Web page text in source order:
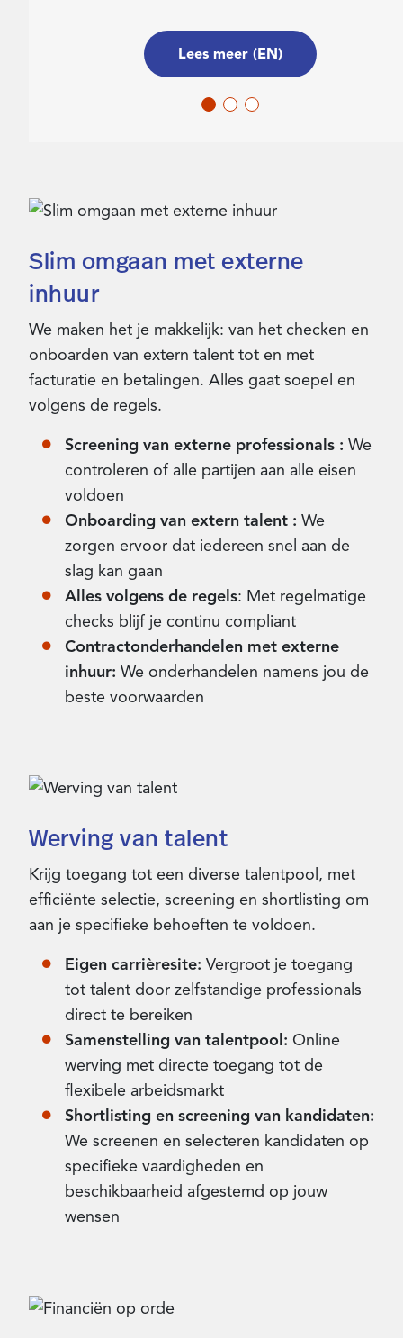
Lees meer (EN)
Slim omgaan met externe
inhuur
We maken het je makkelijk: van het checken en
onboarden van extern talent tot en met
facturatie en betalingen. Alles gaat soepel en
volgens de regels.
Screening van externe professionals : We
controleren of alle partijen aan alle eisen
voldoen
Onboarding van extern talent : We
zorgen ervoor dat iedereen snel aan de
slag kan gaan
Alles volgens de regels: Met regelmatige
checks blijf je continu compliant
Contractonderhandelen met externe
inhuur: We onderhandelen namens jou de
beste voorwaarden
Werving van talent
Krijg toegang tot een diverse talentpool, met
efficiënte selectie, screening en shortlisting om
aan je specifieke behoeften te voldoen.
Eigen carrièresite: Vergroot je toegang
tot talent door zelfstandige professionals
direct te bereiken
Samenstelling van talentpool: Online
werving met directe toegang tot de
flexibele arbeidsmarkt
Shortlisting en screening van kandidaten:
We screenen en selecteren kandidaten op
specifieke vaardigheden en
beschikbaarheid afgestemd op jouw
wensen